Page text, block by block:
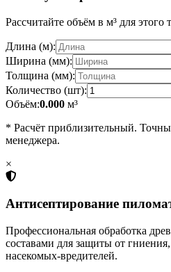
Рассчитайте объём в м³ для этого
Длина (м):
Ширина (мм):
Толщина (мм):
Количество (шт):
Объём:0.000 м³
* Расчёт приблизительный.
менеджера.
×
Антисептирование
Профессиональная обработка
составами для защиты от
насекомых-вредителей.